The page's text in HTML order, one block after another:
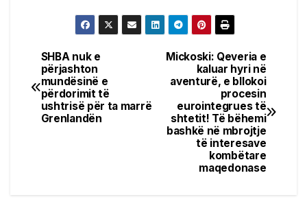
Post
navigation
Mickoski: Qeveria e
kaluar hyri në
aventurë, e bllokoi
procesin
eurointegrues të
shtetit! Të bëhemi
bashkë në mbrojtje
të interesave
kombëtare
maqedonase
SHBA nuk e
përjashton
mundësinë e
përdorimit të
ushtrisë për ta marrë
Grenlandën